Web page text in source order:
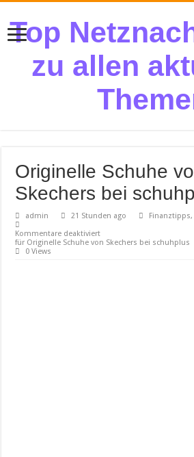
Top
zu allen
Originelle Schuhe
Skechers bei
admin 21 Stunden ago
Kommentare deaktiviert
für Originelle Schuhe von Skechers bei schuhplus
0 Views